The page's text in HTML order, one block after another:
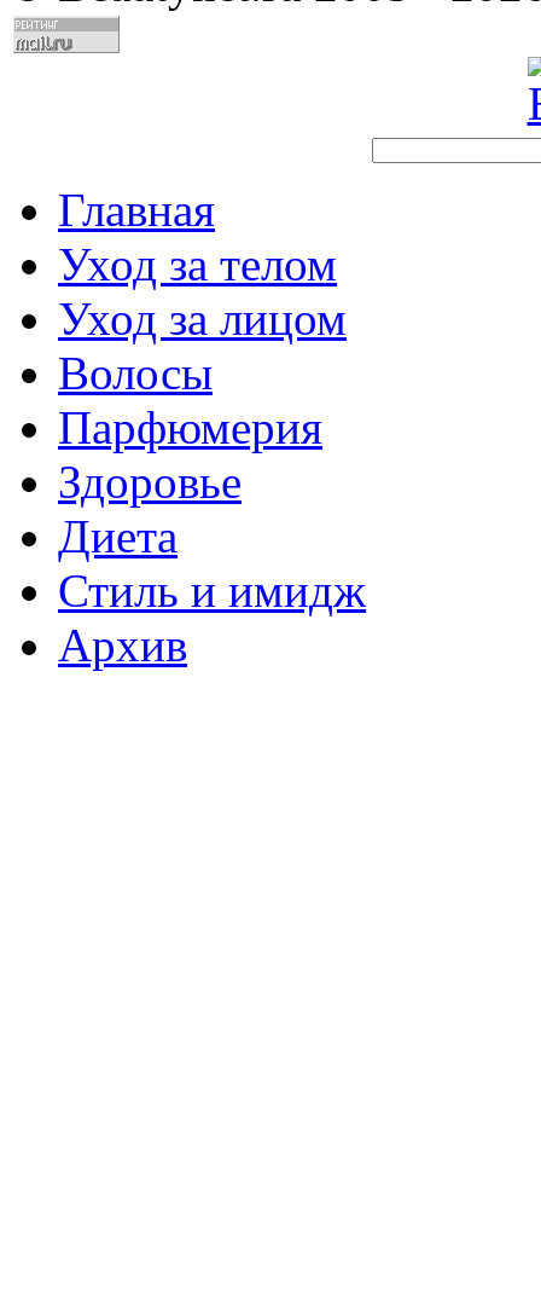
Главная
Уход за телом
Уход за лицом
Волосы
Парфюмерия
Здоровье
Диета
Стиль и имидж
Архив